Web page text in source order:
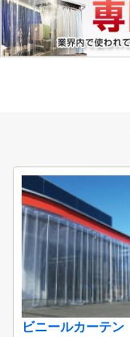
ビニールカーテン